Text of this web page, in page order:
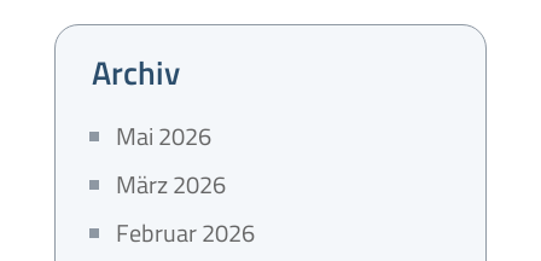
Archiv
Mai 2026
März 2026
Februar 2026